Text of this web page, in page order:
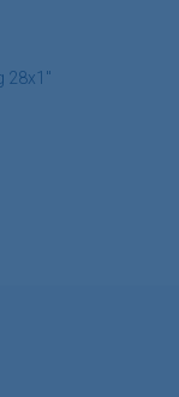
28x1"